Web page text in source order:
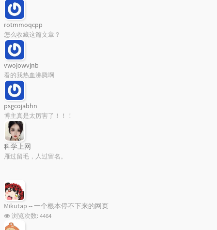
rotmmoqcpp
怎么收藏这篇文章？
vwojowvjnb
看的我热血沸腾啊
psgcojabhn
博主真是太厉害了！！！
科学上网
雁过留毛，人过留名。
Mikutap -- 一个根本停不下来的网页
浏览次数: 4464